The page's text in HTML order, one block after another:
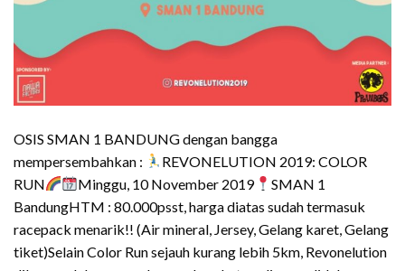
OSIS SMAN 1 BANDUNG dengan bangga
mempersembahkan :
REVONELUTION 2019: COLOR
RUN
Minggu, 10 November 2019
SMAN 1
BandungHTM : 80.000psst, harga diatas sudah termasuk
racepack menarik!! (Air mineral, Jersey, Gelang karet, Gelang
tiket)Selain Color Run sejauh kurang lebih 5km, Revonelution